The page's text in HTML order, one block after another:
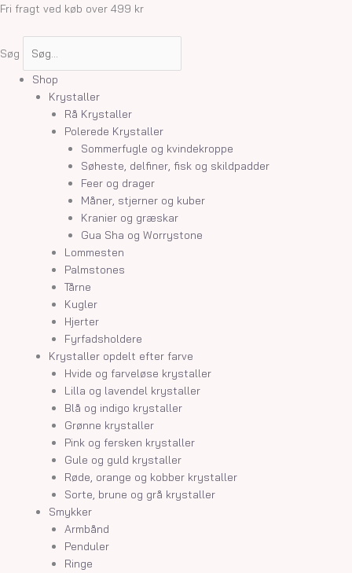
Gå
Fri fragt ved køb over 499 kr
Søg
Shop
Krystaller
Rå Krystaller
Polerede Krystaller
Sommerfugle og kvindekroppe
Søheste, delfiner, fisk og skildpadder
Feer og drager
Måner, stjerner og kuber
Kranier og græskar
Gua Sha og Worrystone
Lommesten
Palmstones
Tårne
Kugler
Hjerter
Fyrfadsholdere
Krystaller opdelt efter farve
Hvide og farveløse krystaller
Lilla og lavendel krystaller
Blå og indigo krystaller
Grønne krystaller
Pink og fersken krystaller
Gule og guld krystaller
Røde, orange og kobber krystaller
Sorte, brune og grå krystaller
Smykker
Armbånd
Penduler
Ringe
Prisinterval:
Pink
antal